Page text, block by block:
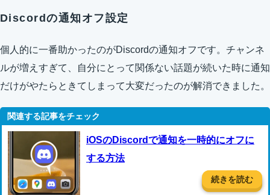
Discordの通知オフ設定
個人的に一番助かったのがDiscordの通知オフです。チャンネ
ルが増えすぎて、自分にとって関係ない話題が続いた時に通知
だけがやたらときてしまって大変だったのが解消できました。
iOSのDiscordで通知を一時的にオフに
する方法
続きを読む